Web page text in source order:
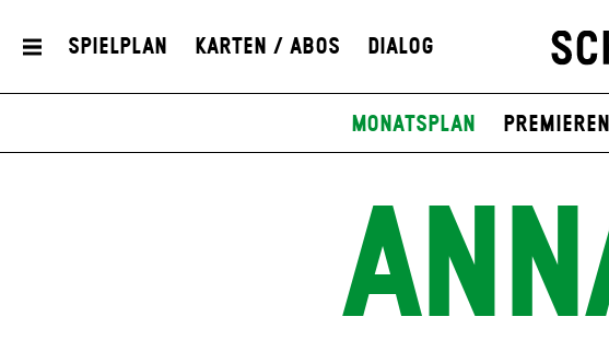
Spielplan Karten / Abos Dialog
Monatsplan Premieren